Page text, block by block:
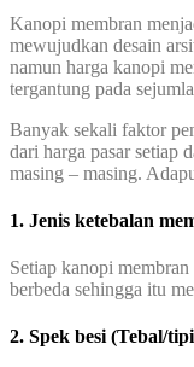
Kanopi membran
mewujudkan desain
namun harga kanopi
tergantung pada
Banyak sekali faktor
dari harga pasar setiap
masing – masing.
1. Jenis ketebalan
Setiap kanopi
berbeda sehingga itu
2. Spek besi (Tebal/